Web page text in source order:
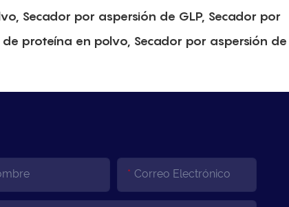
Secador por aspersión de GLP, Secador por
proteína en polvo, Secador por aspersión de
Correo Electrónico